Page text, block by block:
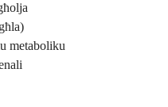
metaboliku